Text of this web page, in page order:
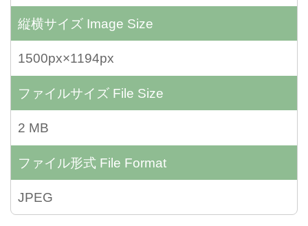
縦横サイズ Image Size
1500px×1194px
ファイルサイズ File Size
2 MB
ファイル形式 File Format
JPEG